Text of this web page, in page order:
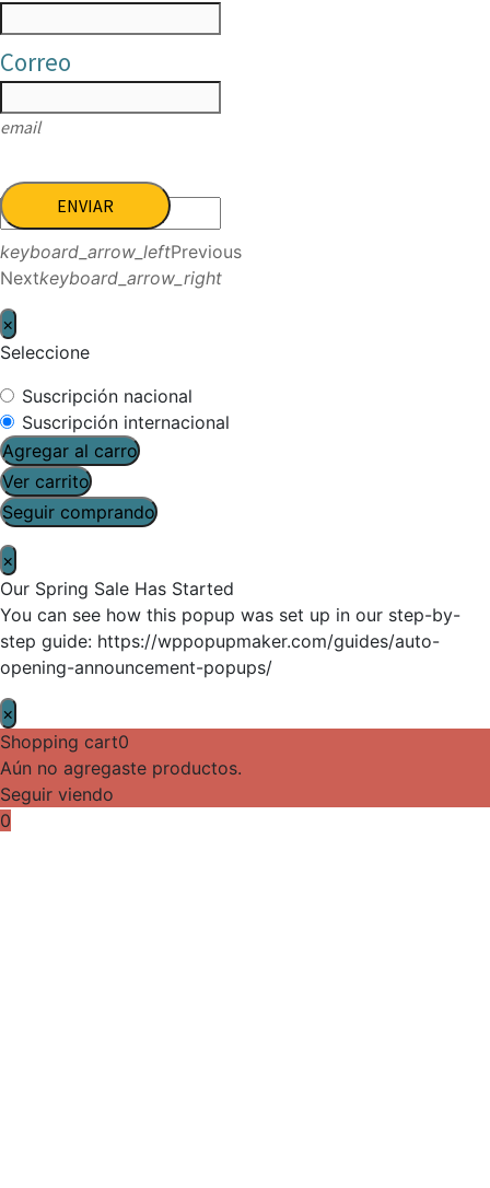
Correo
email
ENVIAR
keyboard_arrow_leftPrevious
Nextkeyboard_arrow_right
×
Seleccione
Suscripción nacional
Suscripción internacional
Agregar al carro
Ver carrito
Seguir comprando
×
Our Spring Sale Has Started
You can see how this popup was set up in our step-by-
step guide: https://wppopupmaker.com/guides/auto-
opening-announcement-popups/
×
Shopping cart0
Aún no agregaste productos.
Seguir viendo
0